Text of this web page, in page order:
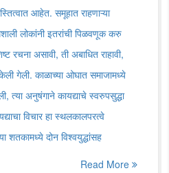
आहेत. समूहात राहणाऱ्या
लोकांनी इतरांची पिळवणूक करु
रचना असावी, ती अबाधित राहावी,
गेली. काळाच्या ओघात समाजामध्ये
त्या अनुषंगाने कायद्याचे स्वरुपसुद्धा
विचार हा स्थलकालपरत्वे
शतकामध्ये दोन विश्वयुद्धांसह
Read More